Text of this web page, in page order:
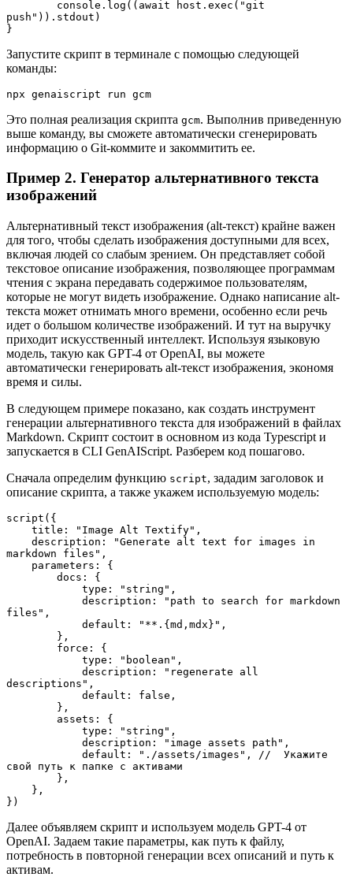
push")).stdout)
}
Запустите скрипт в терминале с помощью следующей
команды:
npx genaiscript run gcm
Это полная реализация скрипта gcm. Выполнив приведенную
выше команду, вы сможете автоматически сгенерировать
информацию о Git-коммите и закоммитить ее.
Пример 2. Генератор альтернативного текста
изображений
Альтернативный текст изображения (alt-текст) крайне важен
для того, чтобы сделать изображения доступными для всех,
включая людей со слабым зрением. Он представляет собой
текстовое описание изображения, позволяющее программам
чтения с экрана передавать содержимое пользователям,
которые не могут видеть изображение. Однако написание alt-
текста может отнимать много времени, особенно если речь
идет о большом количестве изображений. И тут на выручку
приходит искусственный интеллект. Используя языковую
модель, такую как GPT-4 от OpenAI, вы можете
автоматически генерировать alt-текст изображения, экономя
время и силы.
В следующем примере показано, как создать инструмент
генерации альтернативного текста для изображений в файлах
Markdown. Скрипт состоит в основном из кода Typescript и
запускается в CLI GenAIScript. Разберем код пошагово.
Сначала определим функцию script, зададим заголовок и
описание скрипта, а также укажем используемую модель:
script({
markdown files",
files",
descriptions",
свой путь к папке с активами
})
Далее объявляем скрипт и используем модель GPT-4 от
OpenAI. Задаем такие параметры, как путь к файлу,
потребность в повторной генерации всех описаний и путь к
активам.